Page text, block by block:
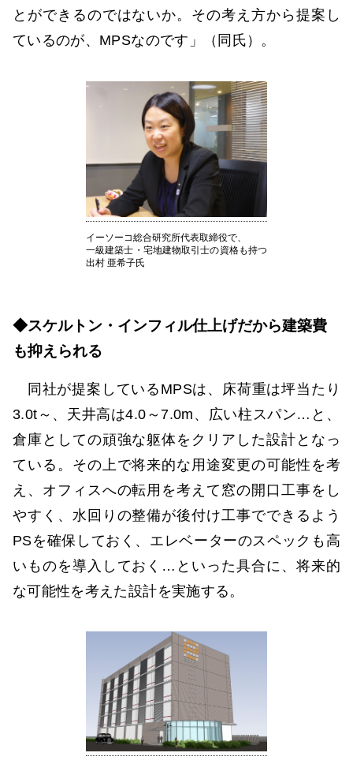
とができるのではないか。その考え方から提案し
ているのが、MPSなのです」（同氏）。
イーソーコ総合研究所代表取締役で、
一級建築士・宅地建物取引士の資格も持つ
出村 亜希子氏
◆スケルトン・インフィル仕上げだから建築費
も抑えられる
同社が提案しているMPSは、床荷重は坪当たり
3.0t～、天井高は4.0～7.0m、広い柱スパン…と、
倉庫としての頑強な躯体をクリアした設計となっ
ている。その上で将来的な用途変更の可能性を考
え、オフィスへの転用を考えて窓の開口工事をし
やすく、水回りの整備が後付け工事でできるよう
PSを確保しておく、エレベーターのスペックも高
いものを導入しておく…といった具合に、将来的
な可能性を考えた設計を実施する。